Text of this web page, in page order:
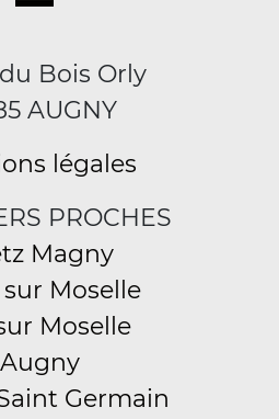
Bois Orly
AUGNY
légales
PROCHES
Magny
Moselle
Moselle
Augny
Germain